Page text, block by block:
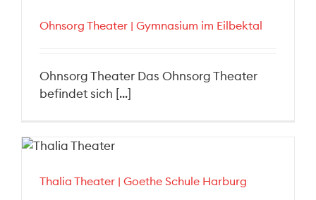
Ohnsorg Theater | Gymnasium im Eilbektal
Ohnsorg Theater Das Ohnsorg Theater
befindet sich [...]
Thalia Theater | Goethe Schule Harburg